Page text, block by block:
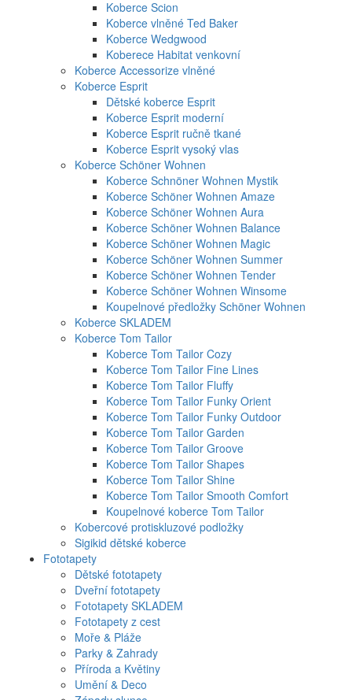
Koberce Scion
Koberce vlněné Ted Baker
Koberce Wedgwood
Koberece Habitat venkovní
Koberce Accessorize vlněné
Koberce Esprit
Dětské koberce Esprit
Koberce Esprit moderní
Koberce Esprit ručně tkané
Koberce Esprit vysoký vlas
Koberce Schöner Wohnen
Koberce Schnöner Wohnen Mystik
Koberce Schöner Wohnen Amaze
Koberce Schöner Wohnen Aura
Koberce Schöner Wohnen Balance
Koberce Schöner Wohnen Magic
Koberce Schöner Wohnen Summer
Koberce Schöner Wohnen Tender
Koberce Schöner Wohnen Winsome
Koupelnové předložky Schöner Wohnen
Koberce SKLADEM
Koberce Tom Tailor
Koberce Tom Tailor Cozy
Koberce Tom Tailor Fine Lines
Koberce Tom Tailor Fluffy
Koberce Tom Tailor Funky Orient
Koberce Tom Tailor Funky Outdoor
Koberce Tom Tailor Garden
Koberce Tom Tailor Groove
Koberce Tom Tailor Shapes
Koberce Tom Tailor Shine
Koberce Tom Tailor Smooth Comfort
Koupelnové koberce Tom Tailor
Kobercové protiskluzové podložky
Sigikid dětské koberce
Fototapety
Dětské fototapety
Dveřní fototapety
Fototapety SKLADEM
Fototapety z cest
Moře & Pláže
Parky & Zahrady
Příroda a Květiny
Umění & Deco